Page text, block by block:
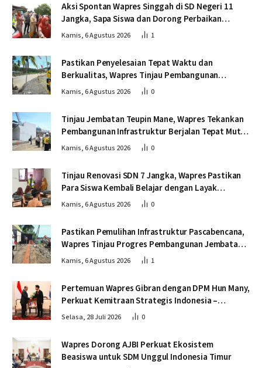
Aksi Spontan Wapres Singgah di SD Negeri 11
Jangka, Sapa Siswa dan Dorong Perbaikan
Sekolah
Kamis, 6 Agustus 2026 1
Pastikan Penyelesaian Tepat Waktu dan
Berkualitas, Wapres Tinjau Pembangunan
Jembatan Lumut
Kamis, 6 Agustus 2026 0
Tinjau Jembatan Teupin Mane, Wapres Tekankan
Pembangunan Infrastruktur Berjalan Tepat Mutu
dan Tepat Waktu
Kamis, 6 Agustus 2026 0
Tinjau Renovasi SDN 7 Jangka, Wapres Pastikan
Para Siswa Kembali Belajar dengan Layak
Pascabencana
Kamis, 6 Agustus 2026 0
Pastikan Pemulihan Infrastruktur Pascabencana,
Wapres Tinjau Progres Pembangunan Jembatan
Krueng Tingkeum Bireuen
Kamis, 6 Agustus 2026 1
Pertemuan Wapres Gibran dengan DPM Hun Many,
Perkuat Kemitraan Strategis Indonesia –
Kamboja
Selasa, 28 Juli 2026 0
Wapres Dorong AJBI Perkuat Ekosistem
Beasiswa untuk SDM Unggul Indonesia Timur